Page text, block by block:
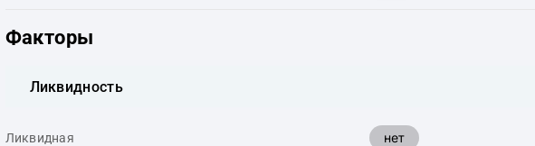
Факторы
Ликвидность
Ликвидная нет